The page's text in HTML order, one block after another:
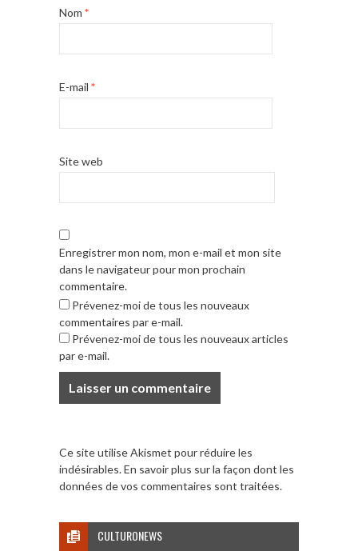
Nom *
E-mail *
Site web
Enregistrer mon nom, mon e-mail et mon site
dans le navigateur pour mon prochain
commentaire.
Prévenez-moi de tous les nouveaux
commentaires par e-mail.
Prévenez-moi de tous les nouveaux articles
par e-mail.
Ce site utilise Akismet pour réduire les
indésirables.En savoir plus sur la façon dont les
données de vos commentaires sont traitées.
CULTURONEWS